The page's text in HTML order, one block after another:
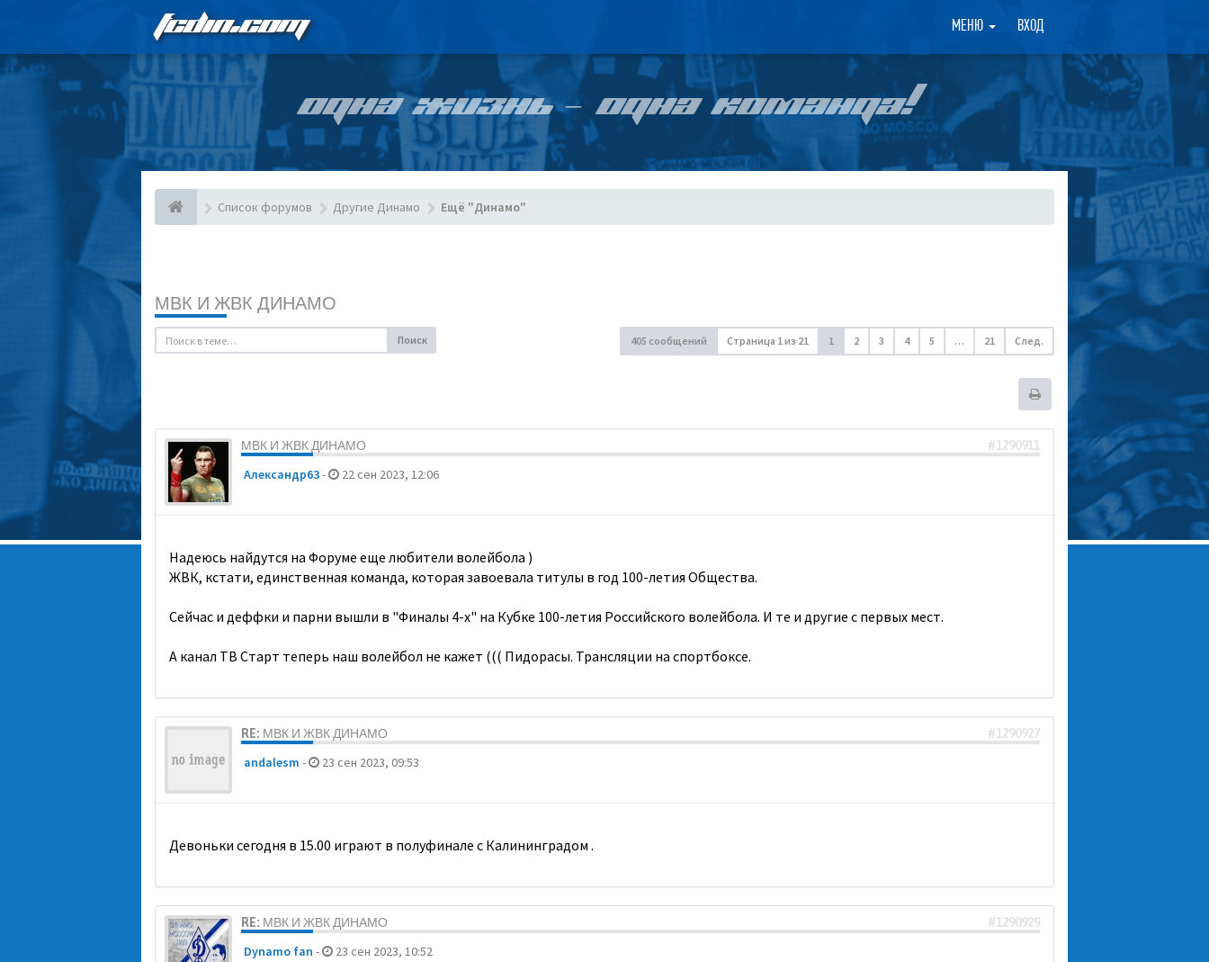
FCDIN.COM МЕНЮ ВХОД ×
ОДНА ЖИЗНЬ – ОДНА КОМАНДА!
Список форумов Другие Динамо Ещё "Динамо"
МВК И ЖВК ДИНАМО
Поиск 405 сообщений Страница 1из 21 1 2 3 4 5 … 21 След.
МВК И ЖВК ДИНАМО #1290911
Александр63- 22 сен 2023, 12:06
Надеюсь найдутся на Форуме еще любители волейбола )
ЖВК, кстати, единственная команда, которая завоевала титулы в год 100-летия Общества.
Сейчас и деффки и парни вышли в "Финалы 4-х" на Кубке 100-летия Российского волейбола. И те и другие с первых мест.
А канал ТВ Старт теперь наш волейбол не кажет ((( Пидорасы. Трансляции на спортбоксе.
RE: МВК И ЖВК ДИНАМО #1290927
andalesm - 23 сен 2023, 09:53
Девоньки сегодня в 15.00 играют в полуфинале с Калининградом .
RE: МВК И ЖВК ДИНАМО #1290929
Dynamo fan - 23 сен 2023, 10:52